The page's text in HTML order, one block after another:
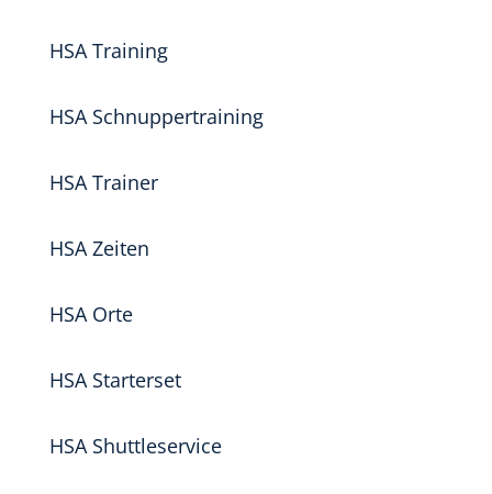
HSA Training
HSA Schnuppertraining
HSA Trainer
HSA Zeiten
HSA Orte
HSA Starterset
HSA Shuttleservice